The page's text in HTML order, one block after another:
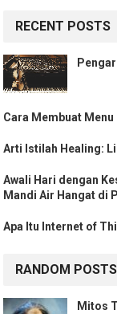
RECENT POSTS
Cara Membuat
Arti Istilah Healing:
Awali Hari dengan
Mandi Air Hangat di
Apa Itu Internet of
RANDOM POSTS
Mitos